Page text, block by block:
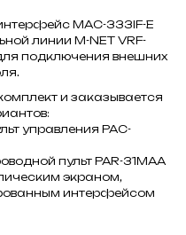
MAC-333IF-E
линии M-NET VRF-
подключения внешних
и заказывается
управления PAC-
пульт PAR-31MAA
экраном,
интерфейсом